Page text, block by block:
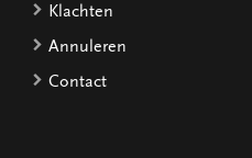
Klachten
Annuleren
Contact